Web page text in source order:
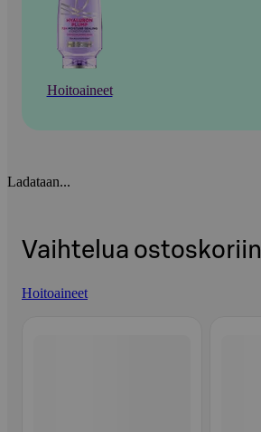
Hoitoaineet
Ladataan...
Vaihtelua ostoskoriin
Hoitoaineet